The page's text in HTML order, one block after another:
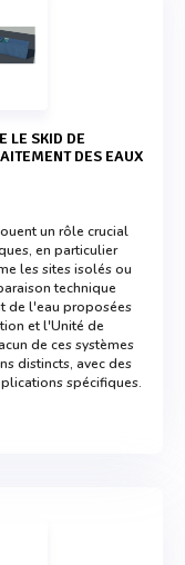
DES EAUX
un rôle crucial
en particulier
les sites isolés ou
technique
de l'eau proposées
et l'Unité de
de ces systèmes
distincts, avec des
spécifiques.